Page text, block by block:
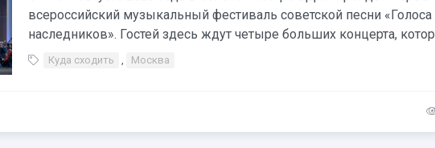
всероссийский музыкальный фестиваль советской песни «Голоса
наследников». Гостей здесь ждут четыре больших концерта,
Куда сходить , Москва